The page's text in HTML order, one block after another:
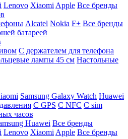
Lenovo Xiaomi Apple Все бренды
Alcatel Nokia F+ Все бренды
батареей
C держателем для телефона
лампы 45 см Настольные
Samsung Galaxy Watch Huawei
C GPS C NFC C sim
часов
Huawei Все бренды
Lenovo Xiaomi Apple Все бренды